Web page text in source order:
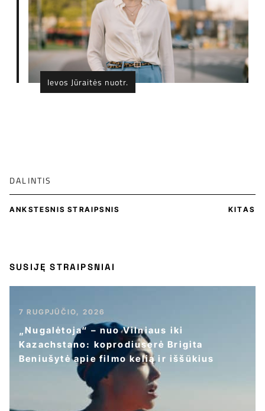
Ievos Jūraitės nuotr.
DALINTIS
ANKSTESNIS STRAIPSNIS KITAS
SUSIJĘ STRAIPSNIAI
7 RUGPJŪČIO, 2026
„Nugalėtoja“ – nuo Vilniaus iki
Kazachstano: koprodiuserė Brigita
Beniušytė apie filmo kelią ir iššūkius